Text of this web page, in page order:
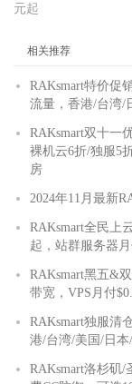
元起
相关推荐
RAKsmart特价促
流量，香港/台湾/
RAKsmart双十一
裸机云6折/独服5
房
2024年11月最新
RAKsmart全民上
起，站群服务器
RAKsmart黑五&
带宽，VPS月付
RAKsmart独服清
港/台湾/美国/日
RAKsmart洛杉矶/